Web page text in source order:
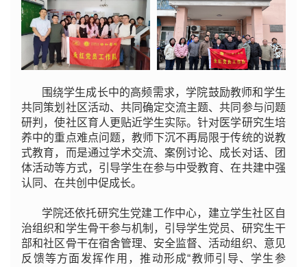
围绕学生成长中的高频需求，学院鼓励教师和学生
共同策划社区活动、共同确定交流主题、共同参与问题
研判，使社区育人更贴近学生实际。针对医学研究生培
养中的重点难点问题，教师下沉不再局限于传统的说教
式教育，而是通过学术交流、案例讨论、成长对话、团
体活动等方式，引导学生在参与中受教育、在共建中强
认同、在共创中促成长。
学院还依托研究生党建工作中心，建立学生社区自
治组织和学生骨干参与机制，引导学生党员、研究生干
部和社区骨干在宿舍管理、安全监督、活动组织、意见
反馈等方面发挥作用，推动形成“教师引导、学生参